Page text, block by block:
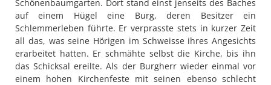
Schönenbaumgarten. Dort stand einst jenseits des Baches
auf einem Hügel eine Burg, deren Besitzer ein
Schlemmerleben führte. Er verprasste stets in kurzer Zeit
all das, was seine Hörigen im Schweisse ihres Angesichts
erarbeitet hatten. Er schmähte selbst die Kirche, bis ihn
das Schicksal ereilte. Als der Burgherr wieder einmal vor
einem hohen Kirchenfeste mit seinen ebenso schlecht